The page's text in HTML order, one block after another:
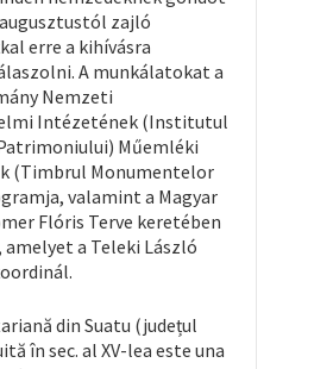
zajló
erre a kihívásra
A munkálatokat a
Nemzeti
Intézetének (Institutul
Műemléki
(Timbrul Monumentelor
valamint a Magyar
Flóris Terve keretében
a Teleki László
din Suatu (județul
în sec. al XV-lea este una